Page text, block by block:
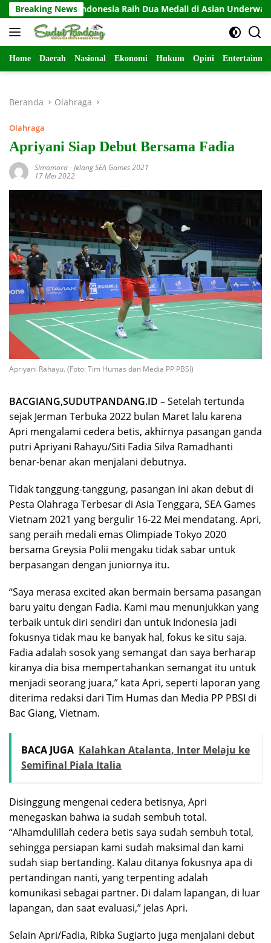
Langsung
ke
konten
Breaking NewsIndonesia Raih Dua Medali di Asian Underwater
Home Daerah Nasional Ekonomi Hukum Opini
Beranda Olahraga
Olahraga
Apriyani Siap Debut Bersama Fadia
Simamora-Jelang SEA Games 2021
17 Mei 2022
Apriyani Rahayu. (Foto: Tim Humas dan Media PP PBSI)
BACGIANG,SUDUTPANDANG.ID – Setelah tertunda
sejak Jerman Terbuka 2022 bulan Maret lalu karena
Apri mengalami cedera betis, akhirnya pasangan ganda
putri Apriyani Rahayu/Siti Fadia Silva Ramadhanti
benar-benar akan menjalani debutnya.
Tidak tanggung-tanggung, pasangan ini akan debut di
Pesta Olahraga Terbesar di Asia Tenggara, SEA Games
Vietnam 2021 yang bergulir 16-22 Mei mendatang. Apri,
sang peraih medali emas Olimpiade Tokyo 2020
bersama Greysia Polii mengaku tidak sabar untuk
berpasangan dengan juniornya itu.
“Saya merasa excited akan bermain bersama pasangan
baru yaitu dengan Fadia. Kami mau menunjukkan yang
terbaik untuk diri sendiri dan untuk Indonesia jadi
fokusnya tidak mau ke banyak hal, fokus ke situ saja.
Fadia adalah sosok yang semangat dan saya berharap
kiranya dia bisa mempertahankan semangat itu untuk
menjadi seorang juara,” kata Apri, seperti laporan yang
diterima redaksi dari Tim Humas dan Media PP PBSI di
Bac Giang, Vietnam.
BACA JUGA Kalahkan Atalanta, Inter Melaju ke
Semifinal Piala Italia
Disinggung mengenai cedera betisnya, Apri
menegaskan bahwa ia sudah sembuh total.
“Alhamdulillah cedera betis saya sudah sembuh total,
sehingga persiapan kami sudah maksimal dan kami
sudah siap bertanding. Kalau ditanya fokusnya apa di
pertandingan nanti, yang terpenting adalah
komunikasi sebagai partner. Di dalam lapangan, di luar
lapangan, dan saat evaluasi,” jelas Apri.
Selain Apri/Fadia, Ribka Sugiarto juga menjalani debut